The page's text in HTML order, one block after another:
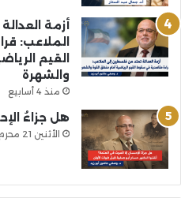
أزمة
الملاعب:
القيم
والشهرة
منذ 4 أسابيع
هل جزاءُ
الأثنين 21 محرم 1448هـ 6-7-2026م